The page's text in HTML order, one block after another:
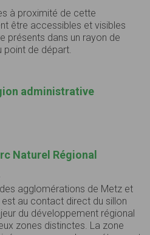
à proximité de cette
être accessibles et visibles
présents dans un rayon de
de départ.
administrative
Naturel Régional
agglomérations de Metz et
au contact direct du sillon
du développement régional
zones distinctes. La zone